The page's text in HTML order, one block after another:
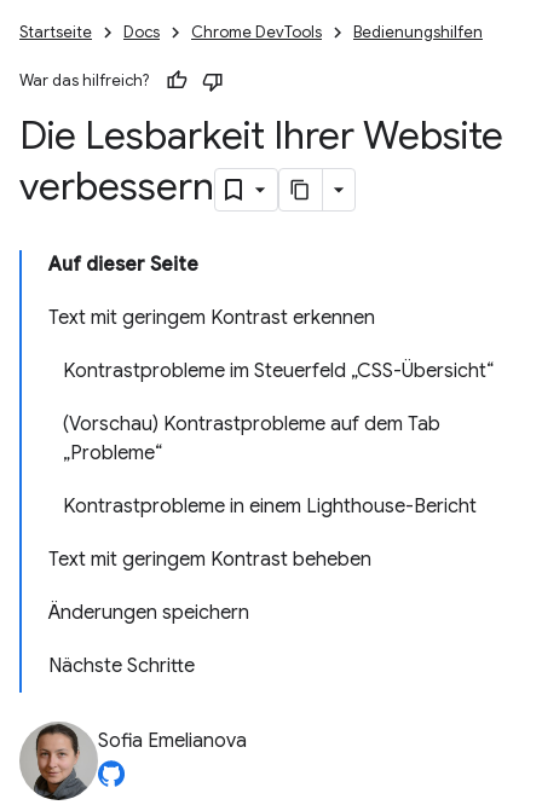
Startseite Docs Chrome DevTools Bedienungshilfen
War das hilfreich?
Die Lesbarkeit Ihrer Website
verbessern
Auf dieser Seite
Text mit geringem Kontrast erkennen
Kontrastprobleme im Steuerfeld „CSS-Übersicht“
(Vorschau) Kontrastprobleme auf dem Tab
„Probleme“
Kontrastprobleme in einem Lighthouse-Bericht
Text mit geringem Kontrast beheben
Änderungen speichern
Nächste Schritte
Sofia Emelianova